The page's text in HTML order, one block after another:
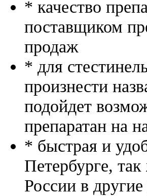
* качество
поставщиком
продаж
* для
произнести
подойдет
препаратан на
* быстрая и
Петербурге,
России в